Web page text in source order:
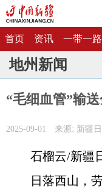
首页 资讯 一带一路
地州新闻
“毛细血管”输
2025-09-01 来源: 新疆
石榴云/新疆
日落西山，